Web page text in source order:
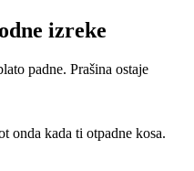
izreke
padne. Prašina ostaje
onda kada ti otpadne kosa.